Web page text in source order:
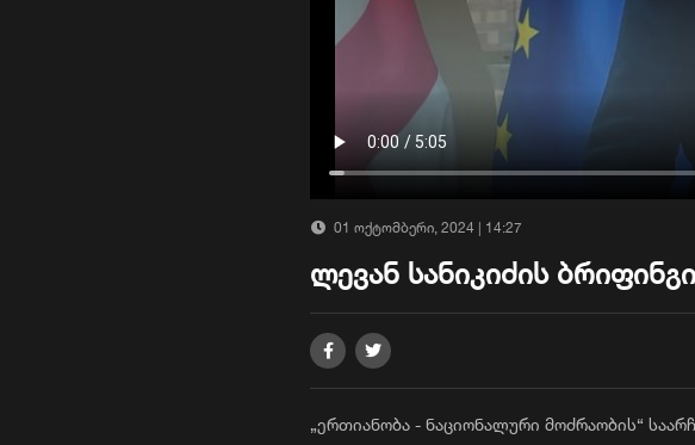
01 ოქტომბერი, 2024 | 14:27
ლევან სანიკიძის ბრიფინგი
„ერთიანობა - ნაციონალური მოძრაობის“